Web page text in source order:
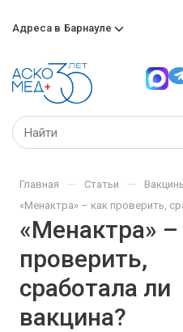
Адреса в Барнауле
«Менактра» –
проверить,
сработала ли
вакцина?
Главная — Статьи —
«Менактра» – как проверить,